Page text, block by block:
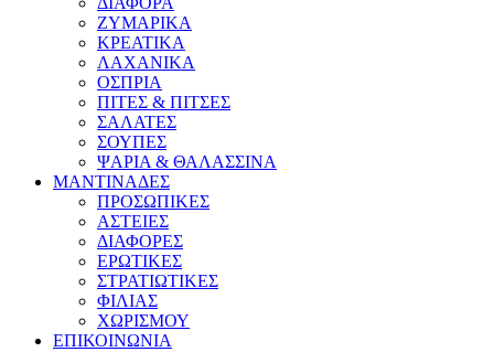
ΖΥΜΑΡΙΚΑ
ΚΡΕΑΤΙΚΑ
ΛΑΧΑΝΙΚΑ
ΟΣΠΡΙΑ
ΠΙΤΕΣ & ΠΙΤΣΕΣ
ΣΑΛΑΤΕΣ
ΣΟΥΠΕΣ
ΨΑΡΙΑ & ΘΑΛΑΣΣΙΝΑ
ΜΑΝΤΙΝΑΔΕΣ
ΠΡΟΣΩΠΙΚΕΣ
ΑΣΤΕΙΕΣ
ΔΙΑΦΟΡΕΣ
ΕΡΩΤΙΚΕΣ
ΣΤΡΑΤΙΩΤΙΚΕΣ
ΦΙΛΙΑΣ
ΧΩΡΙΣΜΟΥ
ΕΠΙΚΟΙΝΩΝΙΑ